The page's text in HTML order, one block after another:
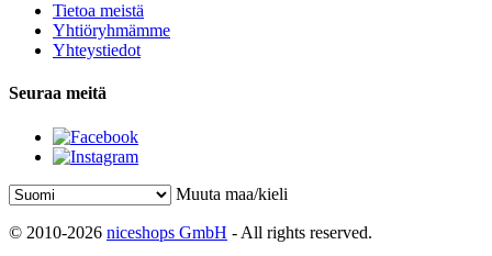
Tietoa meistä
Yhtiöryhmämme
Yhteystiedot
Seuraa meitä
Muuta maa/kieli
© 2010-2026 niceshops GmbH - All rights reserved.